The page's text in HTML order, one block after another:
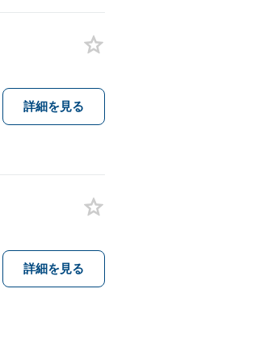
詳細を見る
詳細を見る